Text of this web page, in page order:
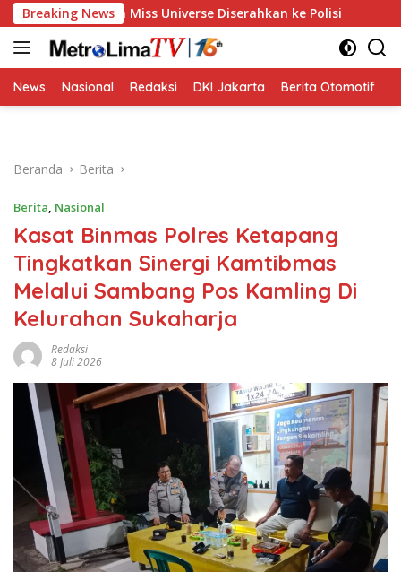
Langsung
ke
konten
Breaking News
Miss Universe Diserahkan ke Polisi Golkar
News Nasional Redaksi DKI Jakarta Berita Otomotif
Beranda Berita
Berita, Nasional
Kasat Binmas Polres Ketapang
Tingkatkan Sinergi Kamtibmas
Melalui Sambang Pos Kamling Di
Kelurahan Sukaharja
Redaksi
8 Juli 2026